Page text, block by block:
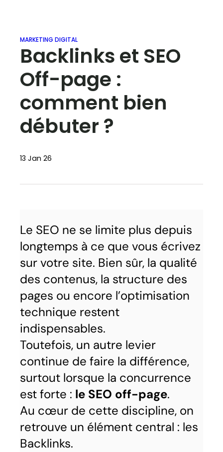
MARKETING DIGITAL
Backlinks et SEO
Off-page :
comment bien
débuter ?
13 Jan 26
Le SEO ne se limite plus depuis
longtemps à ce que vous écrivez
sur votre site. Bien sûr, la qualité
des contenus, la structure des
pages ou encore l’optimisation
technique restent
indispensables.
Toutefois, un autre levier
continue de faire la différence,
surtout lorsque la concurrence
est forte : le SEO off-page.
Au cœur de cette discipline, on
retrouve un élément central : les
Backlinks.